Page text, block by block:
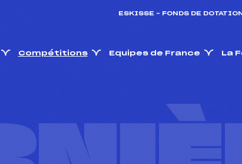
ESKISSE – FONDS DE DOTATION
Compétitions Equipes de France La